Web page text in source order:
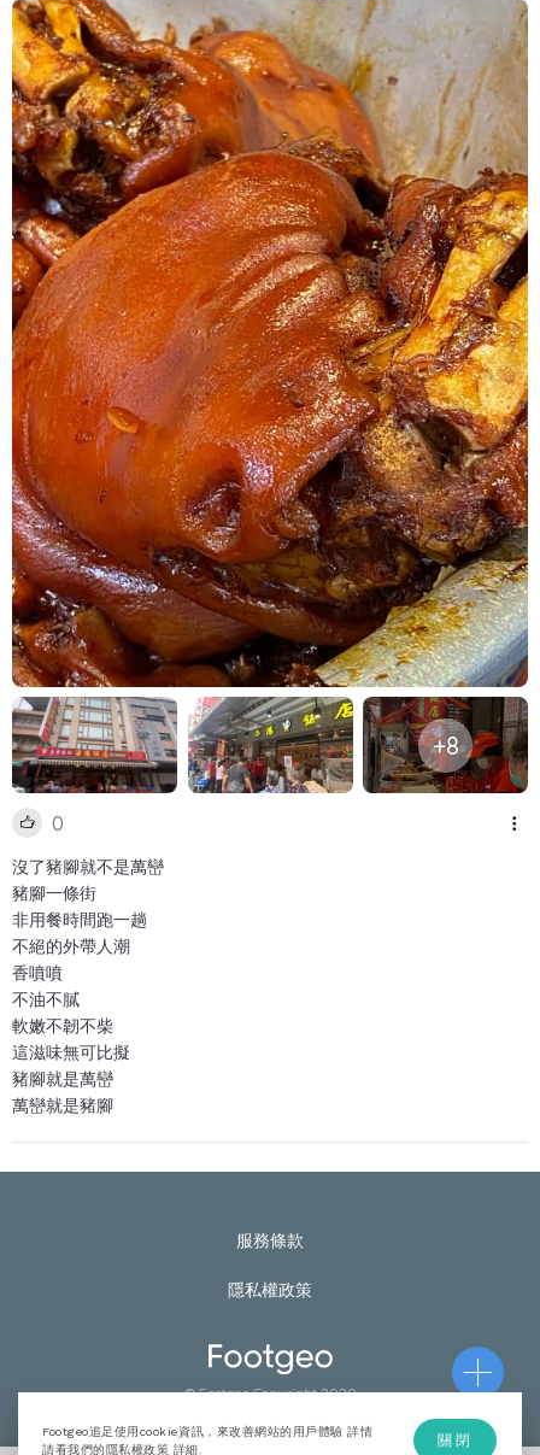
+8
0
沒了豬腳就不是萬巒
豬腳一條街
非用餐時間跑一趟
不絕的外帶人潮
香噴噴
不油不膩
軟嫩不韌不柴
這滋味無可比擬
豬腳就是萬巒
萬巒就是豬腳
服務條款
隱私權政策
© Footgeo Copyright 2020
Footgeo追足使用cookie資訊，來改善網站的用戶體驗 詳情
請看我們的隱私權政策 詳細
關閉